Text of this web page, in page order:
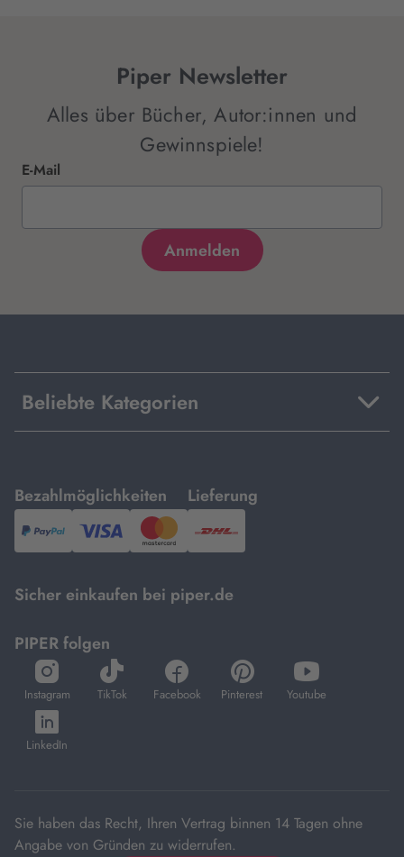
Piper Newsletter
Alles über Bücher, Autor:innen und
Gewinnspiele!
E-Mail
Beliebte Kategorien
Bezahlmöglichkeiten
mit
PayPal,Visa
und
Lieferung
mit
DHL.
Sicher einkaufen bei piper.de
PIPER folgen
Instagram
öffnet
in
neuem
Tab
TikTok
öffnet
in
Facebook
öffnet
in
Pinterest
öffnet
in
Youtube
öffnet
in
LinkedIn
öffnet
in
Sie haben das Recht, Ihren Vertrag binnen 14 Tagen ohne
Angabe von Gründen zu widerrufen.